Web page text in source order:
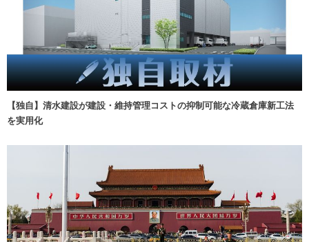
【独自】清水建設が建設・維持管理コストの抑制可能な冷蔵倉庫新工法
を実用化